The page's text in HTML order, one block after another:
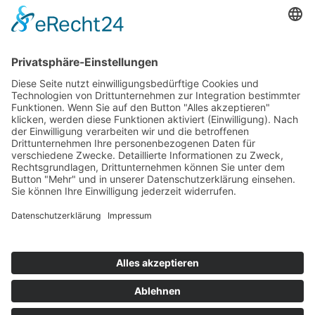
Jahrescharts
Top 100
Hot 50
Top Neueinsteiger
Highscores
DJ-Promo buchen